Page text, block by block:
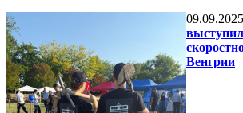
09.09.2025
Венгрии